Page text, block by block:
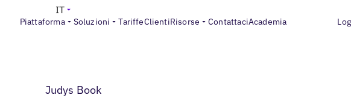
Piattaforma Soluzioni TariffeClientiRisorse ContattaciAcademia
IT
Judys Book